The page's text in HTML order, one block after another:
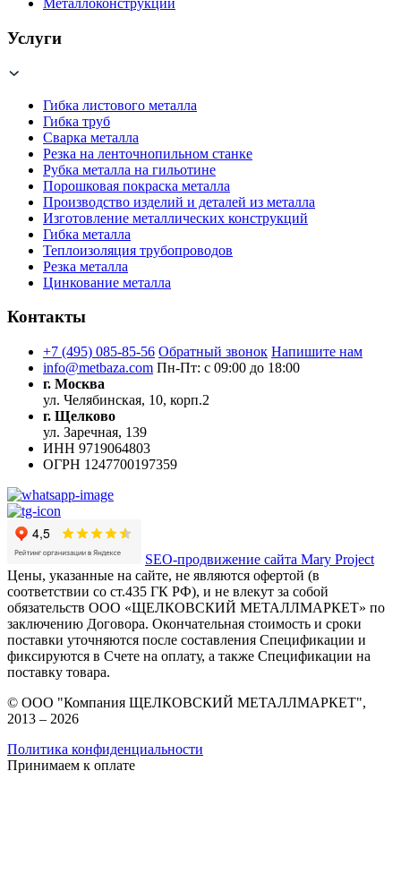
Металлоконструкции
Услуги
Гибка листового металла
Гибка труб
Сварка металла
Резка на ленточнопильном станке
Рубка металла на гильотине
Порошковая покраска металла
Производство изделий и деталей из металла
Изготовление металлических конструкций
Гибка металла
Теплоизоляция трубопроводов
Резка металла
Цинкование металла
Контакты
+7 (495) 085-85-56 Обратный звонок Напишите нам
info@metbaza.com Пн-Пт: с 09:00 до 18:00
г. Москва
ул. Челябинская, 10, корп.2
г. Щелково
ул. Заречная, 139
ИНН 9719064803
ОГРН 1247700197359
SEO-продвижение сайта Mary Project
Цены, указанные на сайте, не являются офертой (в
соответствии со ст.435 ГК РФ), и не влекут за собой
обязательств ООО «ЩЕЛКОВСКИЙ МЕТАЛЛМАРКЕТ» по
заключению Договора. Окончательная стоимость и сроки
поставки уточняются после составления Спецификации и
фиксируются в Счете на оплату, а также Спецификации на
поставку товара.
© ООО "Компания ЩЕЛКОВСКИЙ МЕТАЛЛМАРКЕТ",
2013 – 2026
Политика конфиденциальности
Принимаем к оплате